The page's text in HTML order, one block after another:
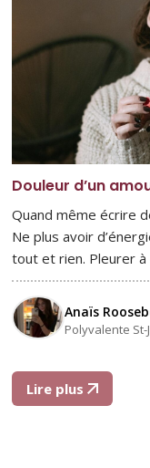
Douleur d’un
Quand même écrire
Ne plus avoir
tout et rien. Pleurer
Anaïs
Polyvalente St-
Lire plus